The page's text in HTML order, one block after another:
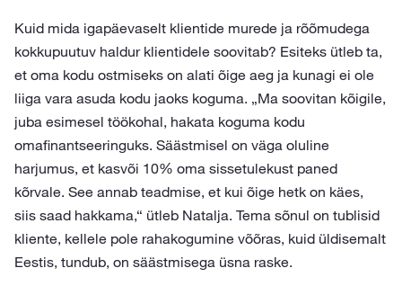
Kuid mida igapäevaselt klientide murede ja rõõmudega
kokkupuutuv haldur klientidele soovitab? Esiteks ütleb ta,
et oma kodu ostmiseks on alati õige aeg ja kunagi ei ole
liiga vara asuda kodu jaoks koguma. „Ma soovitan kõigile,
juba esimesel töökohal, hakata koguma kodu
omafinantseeringuks. Säästmisel on väga oluline
harjumus, et kasvõi 10% oma sissetulekust paned
kõrvale. See annab teadmise, et kui õige hetk on käes,
siis saad hakkama,“ ütleb Natalja. Tema sõnul on tublisid
kliente, kellele pole rahakogumine võõras, kuid üldisemalt
Eestis, tundub, on säästmisega üsna raske.